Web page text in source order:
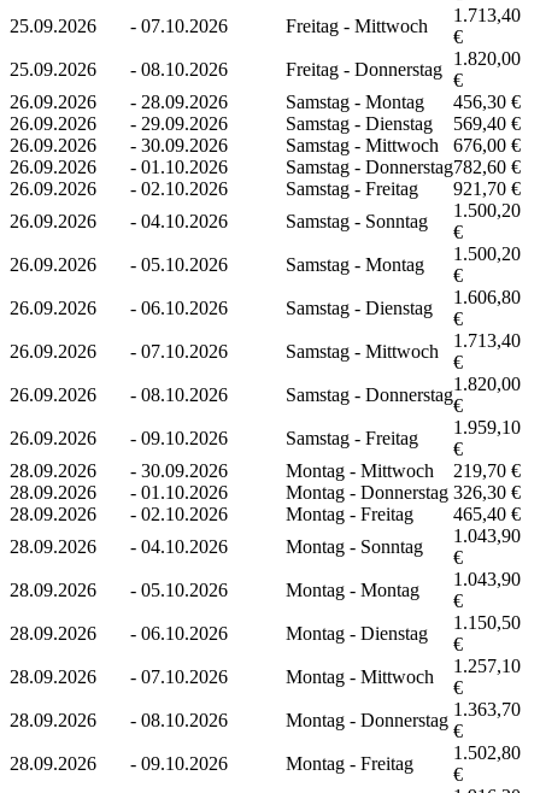
25.09.2026
- 07.10.2026 Freitag - Mittwoch
1.713,40
€
25.09.2026
- 08.10.2026 Freitag - Donnerstag
1.820,00
€
26.09.2026
- 28.09.2026 Samstag - Montag
456,30 €
26.09.2026
- 29.09.2026 Samstag - Dienstag
569,40 €
26.09.2026
- 30.09.2026 Samstag - Mittwoch
676,00 €
26.09.2026
- 01.10.2026 Samstag - Donnerstag782,60 €
26.09.2026
- 02.10.2026 Samstag - Freitag
921,70 €
26.09.2026
- 04.10.2026 Samstag - Sonntag
1.500,20
€
26.09.2026
- 05.10.2026 Samstag - Montag
1.500,20
€
26.09.2026
- 06.10.2026 Samstag - Dienstag
1.606,80
€
26.09.2026
- 07.10.2026 Samstag - Mittwoch
1.713,40
€
26.09.2026
- 08.10.2026 Samstag - Donnerstag
1.820,00
€
26.09.2026
- 09.10.2026 Samstag - Freitag
1.959,10
€
28.09.2026
- 30.09.2026 Montag - Mittwoch
219,70 €
28.09.2026
- 01.10.2026 Montag - Donnerstag 326,30 €
28.09.2026
- 02.10.2026 Montag - Freitag
465,40 €
28.09.2026
- 04.10.2026 Montag - Sonntag
1.043,90
€
28.09.2026
- 05.10.2026 Montag - Montag
1.043,90
€
28.09.2026
- 06.10.2026 Montag - Dienstag
1.150,50
€
28.09.2026
- 07.10.2026 Montag - Mittwoch
1.257,10
€
28.09.2026
- 08.10.2026 Montag - Donnerstag
1.363,70
€
28.09.2026
- 09.10.2026 Montag - Freitag
1.502,80
€